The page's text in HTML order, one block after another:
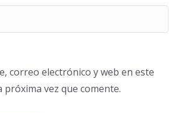
correo electrónico y web en este
vez que comente.